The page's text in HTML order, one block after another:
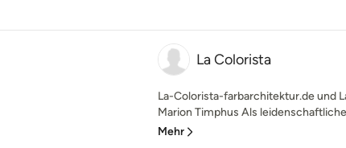
La Colorista
La-Colorista-farbarchitektur.de und
Marion Timphus Als
Mehr